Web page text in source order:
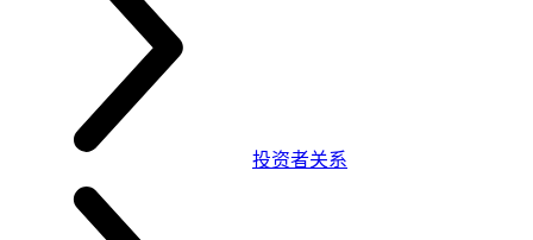
投资者关系